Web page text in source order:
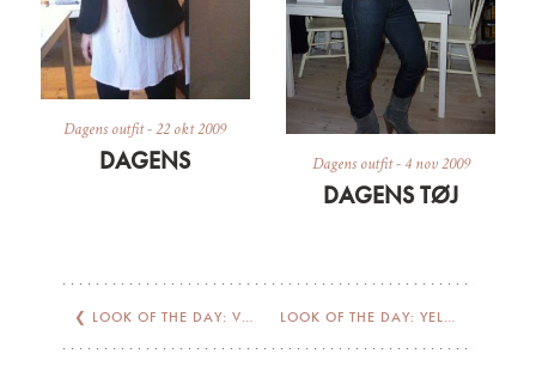
Dagens outfit-22 okt 2009
DAGENS Dagens outfit-4 nov 2009
DAGENS TØJ
❮ LOOK OF THE DAY: VERSAILLES LOOK OF THE DAY: YELLOW